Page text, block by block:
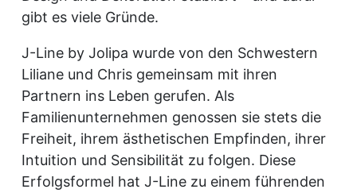
gibt es viele Gründe.
J-Line by Jolipa wurde von den Schwestern
Liliane und Chris gemeinsam mit ihren
Partnern ins Leben gerufen. Als
Familienunternehmen genossen sie stets die
Freiheit, ihrem ästhetischen Empfinden, ihrer
Intuition und Sensibilität zu folgen. Diese
Erfolgsformel hat J-Line zu einem führenden